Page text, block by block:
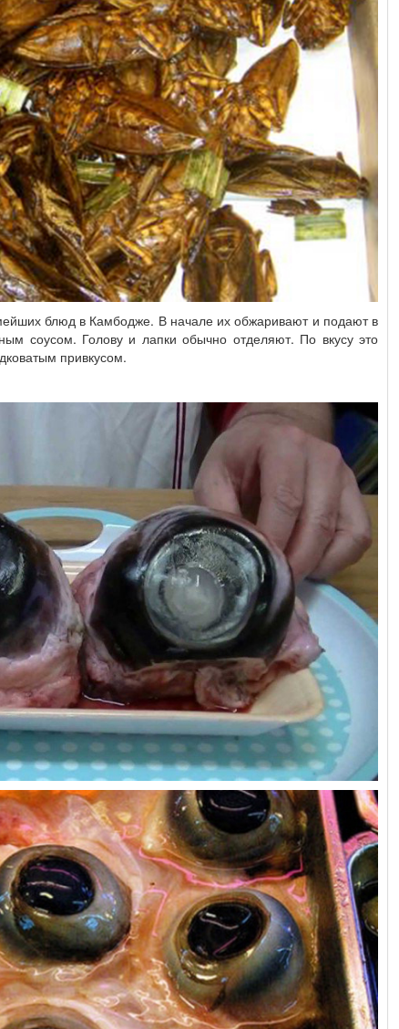
блюд в Камбодже. В начале их обжаривают и подают в
соусом. Голову и лапки обычно отделяют. По вкусу это
привкусом.